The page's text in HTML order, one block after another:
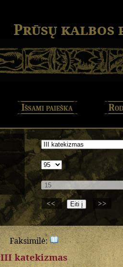
Prūsų kalbos
Išsami paieška
<<
>>
Faksimilė:
III katekizmas